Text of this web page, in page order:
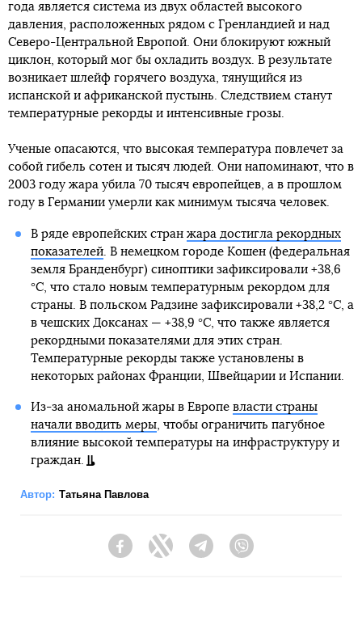
года является система из двух областей высокого
давления, расположенных рядом с Гренландией и над
Северо-Центральной Европой. Они блокируют южный
циклон, который мог бы охладить воздух. В результате
возникает шлейф горячего воздуха, тянущийся из
испанской и африканской пустынь. Следствием станут
температурные рекорды и интенсивные грозы.
Ученые опасаются, что высокая температура повлечет за
собой гибель сотен и тысяч людей. Они напоминают, что в
2003 году жара убила 70 тысяч европейцев, а в прошлом
году в Германии умерли как минимум тысяча человек.
В ряде европейских стран жара достигла рекордных
показателей. В немецком городе Кошен (федеральная
земля Бранденбург) синоптики зафиксировали +38,6
°C, что стало новым температурным рекордом для
страны. В польском Радзине зафиксировали +38,2 °C, а
в чешских Доксанах — +38,9 °C, что также является
рекордными показателями для этих стран.
Температурные рекорды также установлены в
некоторых районах Франции, Швейцарии и Испании.
Из-за аномальной жары в Европе власти страны
начали вводить меры, чтобы ограничить пагубное
влияние высокой температуры на инфраструктуру и
граждан.
Автор: Татьяна Павлова
FacebookTwitter Telegram